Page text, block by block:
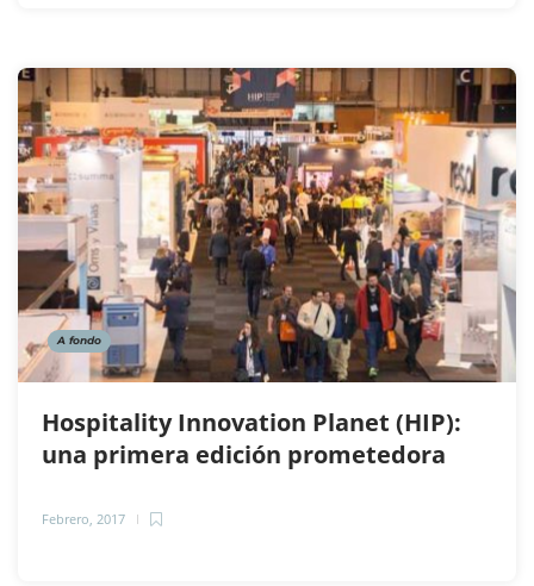
A fondo
Hospitality Innovation Planet (HIP):
una primera edición prometedora
Febrero, 2017